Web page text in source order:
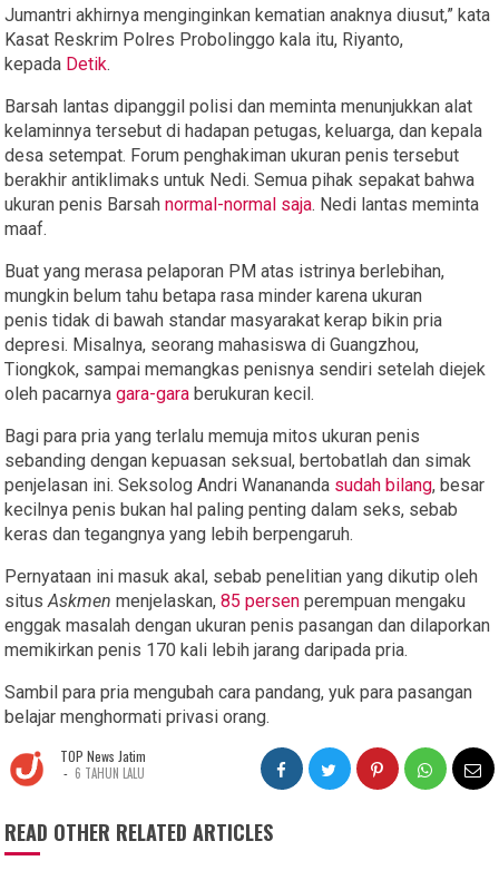
Jumantri akhirnya menginginkan kematian anaknya diusut,” kata
Kasat Reskrim Polres Probolinggo kala itu, Riyanto,
kepada Detik.
Barsah lantas dipanggil polisi dan meminta menunjukkan alat
kelaminnya tersebut di hadapan petugas, keluarga, dan kepala
desa setempat. Forum penghakiman ukuran penis tersebut
berakhir antiklimaks untuk Nedi. Semua pihak sepakat bahwa
ukuran penis Barsahnormal-normal saja. Nedi lantas meminta
maaf.
Buat yang merasa pelaporan PM atas istrinya berlebihan,
mungkin belum tahu betapa rasa minder karena ukuran
penis tidak di bawah standar masyarakat kerap bikin pria
depresi. Misalnya, seorang mahasiswa di Guangzhou,
Tiongkok, sampai memangkas penisnya sendiri setelah diejek
oleh pacarnyagara-gara berukuran kecil.
Bagi para pria yang terlalu memuja mitos ukuran penis
sebanding dengan kepuasan seksual, bertobatlah dan simak
penjelasan ini. Seksolog Andri Wanananda sudah bilang, besar
kecilnya penis bukan hal paling penting dalam seks, sebab
keras dan tegangnya yang lebih berpengaruh.
Pernyataan ini masuk akal, sebab penelitian yang dikutip oleh
situsAskmen menjelaskan,85 persen perempuan mengaku
enggak masalah dengan ukuran penis pasangan dan dilaporkan
memikirkan penis 170 kali lebih jarang daripada pria.
Sambil para pria mengubah cara pandang, yuk para pasangan
belajar menghormati privasi orang.
TOP News Jatim
- 6 TAHUN LALU
READ OTHER RELATED ARTICLES